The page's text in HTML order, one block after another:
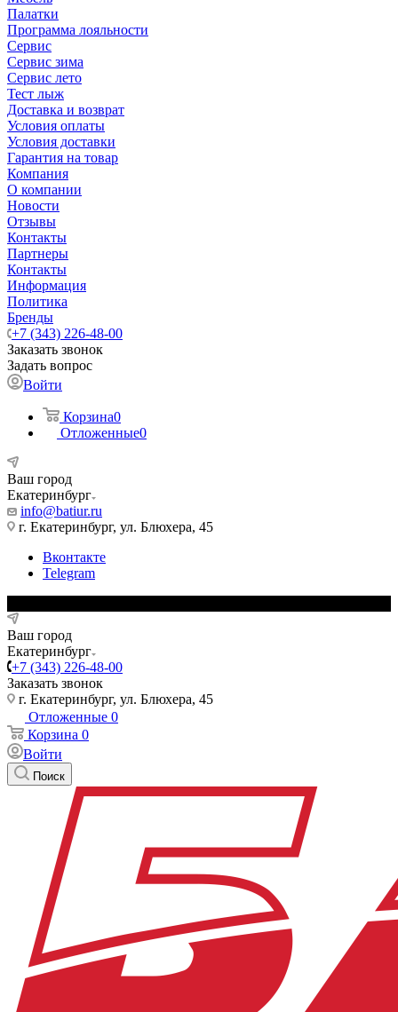
Палатки
Программа лояльности
Сервис
Сервис зима
Сервис лето
Тест лыж
Доставка и возврат
Условия оплаты
Условия доставки
Гарантия на товар
Компания
О компании
Новости
Отзывы
Контакты
Партнеры
Контакты
Информация
Политика
Бренды
+7 (343) 226-48-00
Заказать звонок
Задать вопрос
Войти
Корзина0
Отложенные0
Ваш город
Екатеринбург
info@batiur.ru
г. Екатеринбург, ул. Блюхера, 45
Вконтакте
Telegram
Ваш город
Екатеринбург
+7 (343) 226-48-00
Заказать звонок
г. Екатеринбург, ул. Блюхера, 45
Отложенные 0
Корзина 0
Войти
Поиск